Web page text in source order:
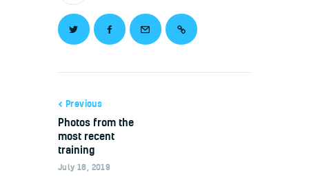
Previous
Photos from the
most recent
training
July 18, 2019